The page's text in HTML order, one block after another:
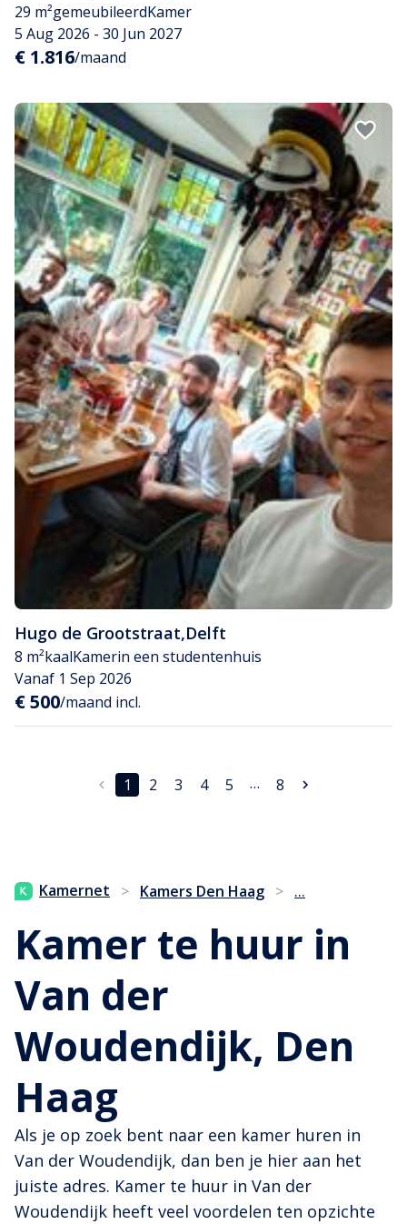
29 m²gemeubileerdKamer
5 Aug 2026 - 30 Jun 2027
€ 1.816/maand
Hugo de Grootstraat,Delft
8 m²kaalKamerin een studentenhuis
Vanaf 1 Sep 2026
€ 500/maand incl.
1 2 3 4 5 … 8
Kamernet > Kamers Den Haag > ...
Kamer te huur in
Van der
Woudendijk, Den
Haag
Als je op zoek bent naar een kamer huren in
Van der Woudendijk, dan ben je hier aan het
juiste adres. Kamer te huur in Van der
Woudendijk heeft veel voordelen ten opzichte